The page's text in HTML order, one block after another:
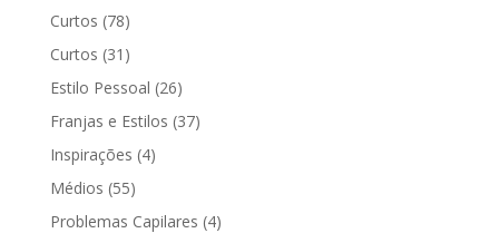
Curtos (78)
Curtos (31)
Estilo Pessoal (26)
Franjas e Estilos (37)
Inspirações (4)
Médios (55)
Problemas Capilares (4)